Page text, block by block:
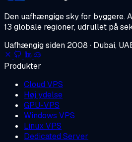
Den uafhængige sky for byggere.
13 globale regioner, udrullet på
Uafhængig siden 2008 · Dubai,
Produkter
Cloud VPS
Høj ydelse
GPU-VPS
Windows VPS
Linux VPS
Dedicated Server